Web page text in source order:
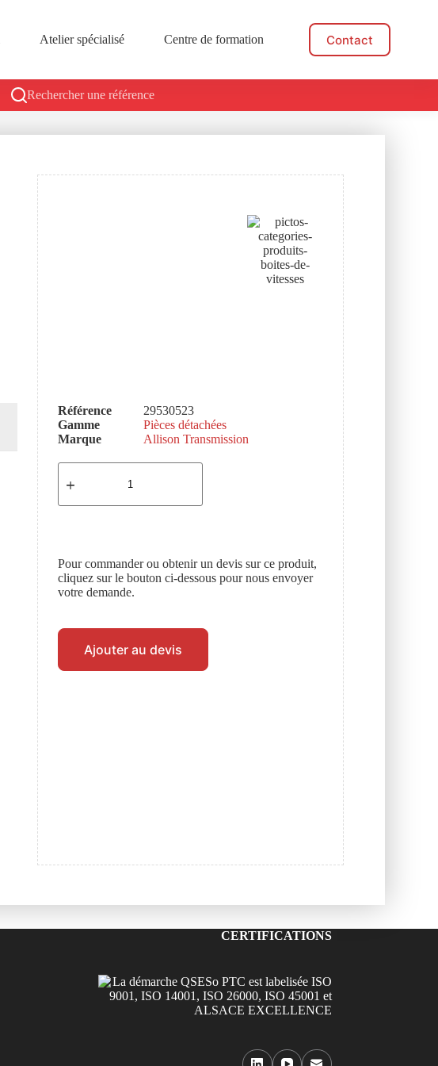
Atelier spécialisé Centre de formation Actualités
Contact
Rechercher une référence
Référence
29530523
Gamme
Pièces détachées
Marque
Allison Transmission
Pour commander ou obtenir un devis sur ce produit,
cliquez sur le bouton ci-dessous pour nous envoyer
votre demande.
Ajouter au devis
CERTIFICATIONS